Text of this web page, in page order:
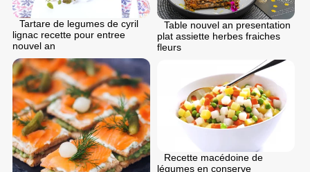
Table nouvel an presentation
plat assiette herbes fraiches
fleurs
Tartare de legumes de cyril
lignac recette pour entree
nouvel an
Recette macédoine de
légumes en conserve